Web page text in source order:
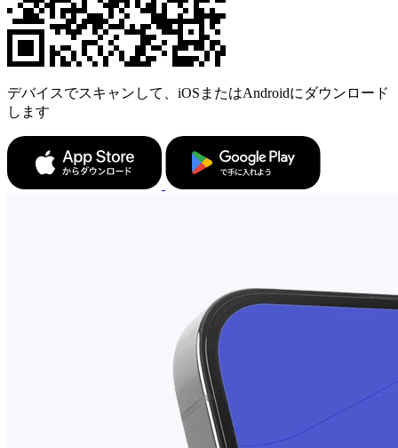
デバイスでスキャンして、iOSまたはAndroidにダウンロード
します